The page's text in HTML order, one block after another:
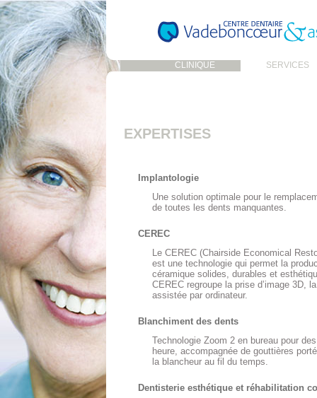
CLINIQUE SERVICES
EXPERTISES
Implantologie
Une solution optimale pour le
de toutes les dents manquantes.
CEREC
Le CEREC (Chairside Economical
est une technologie qui permet la
céramique solides, durables et
CEREC regroupe la prise d’image 3D,
assistée par ordinateur.
Blanchiment des dents
Technologie Zoom 2 en bureau pour
heure, accompagnée de gouttières
la blancheur au fil du temps.
Dentisterie esthétique et réhabilitation